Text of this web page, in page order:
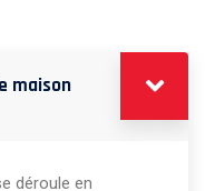
maison
déroule en